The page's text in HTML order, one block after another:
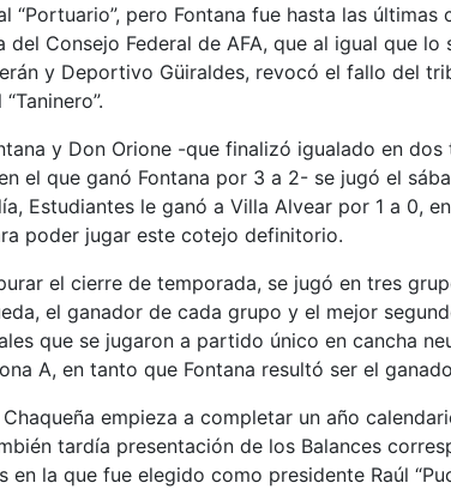
“Portuario”, pero Fontana fue hasta las últimas
del Consejo Federal de AFA, que al igual que lo
y Deportivo Güiraldes, revocó el fallo del
y Don Orione -que finalizó igualado en
el que ganó Fontana por 3 a 2- se jugó el
Estudiantes le ganó a Villa Alvear por 1 a 0,
poder jugar este cotejo definitorio.
el cierre de temporada, se jugó en tres
el ganador de cada grupo y el mejor
que se jugaron a partido único en cancha
A, en tanto que Fontana resultó ser el
empieza a completar un año
tardía presentación de los Balances
la que fue elegido como presidente Raúl